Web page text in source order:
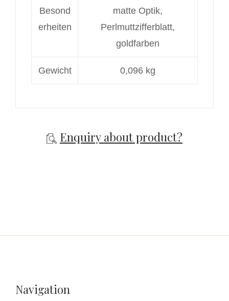
Besond
erheiten
matte Optik,
Perlmuttzifferblatt,
goldfarben
Gewicht 0,096 kg
Enquiry about product?
Navigation